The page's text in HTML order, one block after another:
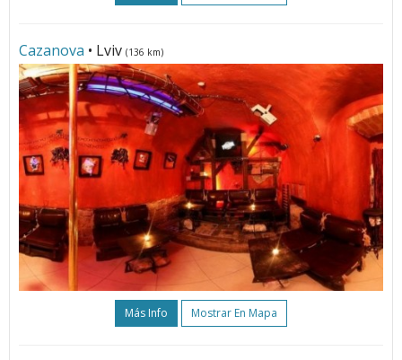
Cazanova • Lviv (136 km)
Más Info Mostrar En Mapa